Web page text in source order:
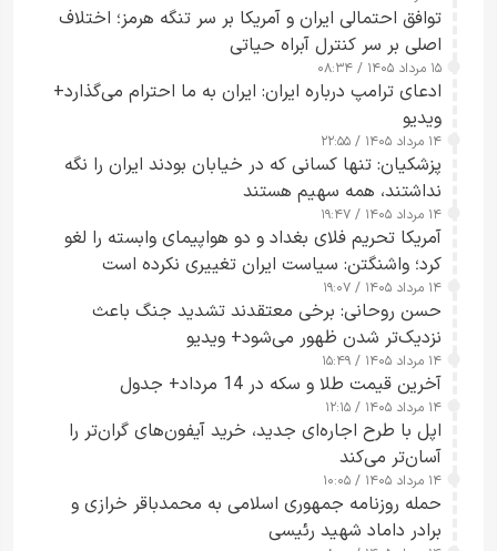
توافق احتمالی ایران و آمریکا بر سر تنگه هرمز؛ اختلاف
اصلی بر سر کنترل آبراه حیاتی
۱۵ مرداد ۱۴۰۵ / ۰۸:۳۴
ادعای ترامپ درباره ایران: ایران به ما احترام می‌گذارد+
ویدیو
۱۴ مرداد ۱۴۰۵ / ۲۲:۵۵
پزشکیان: تنها کسانی که در خیابان بودند ایران را نگه
نداشتند، همه سهیم هستند
۱۴ مرداد ۱۴۰۵ / ۱۹:۴۷
آمریکا تحریم فلای بغداد و دو هواپیمای وابسته را لغو
کرد؛ واشنگتن: سیاست ایران تغییری نکرده است
۱۴ مرداد ۱۴۰۵ / ۱۹:۰۷
حسن روحانی: برخی معتقدند تشدید جنگ باعث
نزدیک‌تر شدن ظهور می‌شود+ ویدیو
۱۴ مرداد ۱۴۰۵ / ۱۵:۴۹
آخرین قیمت طلا و سکه در 14 مرداد+ جدول
۱۴ مرداد ۱۴۰۵ / ۱۲:۱۵
اپل با طرح اجاره‌ای جدید، خرید آیفون‌های گران‌تر را
آسان‌تر می‌کند
۱۴ مرداد ۱۴۰۵ / ۱۰:۰۵
حمله روزنامه جمهوری اسلامی به محمدباقر خرازی و
برادر داماد شهید رئیسی